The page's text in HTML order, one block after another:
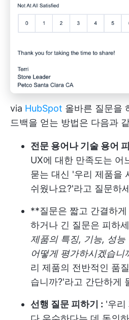
via HubSpot 올바른 질문을
드백을 얻는 방법은 다음과
전문 용어나 기술 용어
UX에 대한 만족도는 어
묻는 대신 '우리 제품을
쉬웠나요?'라고 질문하
**질문은 짧고 간결하
하거나 긴 질문은 피하
제품의 특징, 기능, 성
어떻게 평가하시겠습니
리 제품의 전반적인 품
습니까?'라고 간단하게
선행 질문 피하기 : '우리